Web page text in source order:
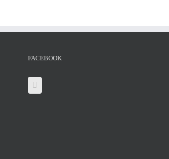
FACEBOOK